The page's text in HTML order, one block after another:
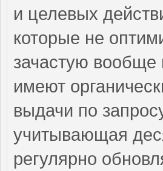
и целевых
которые не
зачастую вообще
имеют
выдачи по
учитывающая
регулярно